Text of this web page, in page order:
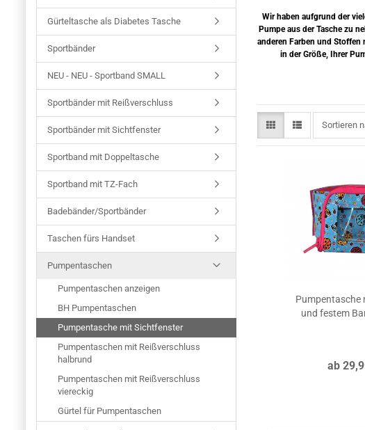
Wir haben aufgrund der
Pumpe aus der Tasche zu
anderen Farben und Stoffen
in der Größe, Ihrer
Sortieren
Sortieren
Pumpentasche
und festem
ab
Gürteltasche als Diabetes Tasche
Sportbänder
NEU - NEU - Sportband SMALL
Sportbänder mit Reißverschluss
Sportbänder mit Sichtfenster
Sportband mit Doppeltasche
Sportband mit TZ-Fach
Badebänder/Sportbänder
Taschen fürs Handset
Pumpentaschen
Pumpentaschen anzeigen
BH Pumpentaschen
Pumpentasche mit Sichtfenster
Pumpentaschen mit Reißverschluss
halbrund
Pumpentaschen mit Reißverschluss
viereckig
Gürtel für Pumpentaschen